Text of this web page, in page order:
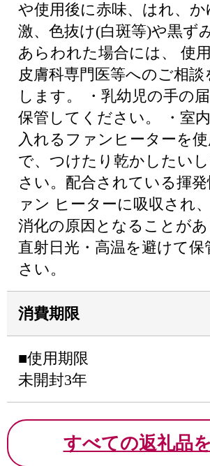
や使用後に赤味、はれ、か
激、色抜け(白斑等)や黒ず
あらわれた場合には、 使用
皮膚科専門医等へのご相
します。 ・乳幼児の手の
保管してください。 ・室
入れるファンヒーターを
で、つけたり乾かしたい
さい。配合されている揮
ァン ヒーターに吸収され
消化の原因となることがあ
直射日光・高温を避けて
さい。
消費期限
■使用期限
未開封3年
すべての返礼品